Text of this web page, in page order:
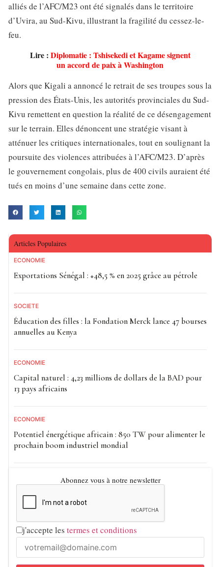
alliés de l’AFC/M23 ont été signalés dans le territoire
d’Uvira, au Sud-Kivu, illustrant la fragilité du cessez-le-
feu.
Lire : Diplomatie : Tshisekedi et Kagame signent
un accord de paix à Washington
Alors que Kigali a annoncé le retrait de ses troupes sous la
pression des États-Unis, les autorités provinciales du Sud-
Kivu remettent en question la réalité de ce désengagement
sur le terrain. Elles dénoncent une stratégie visant à
atténuer les critiques internationales, tout en soulignant la
poursuite des violences attribuées à l’AFC/M23. D’après
le gouvernement congolais, plus de 400 civils auraient été
tués en moins d’une semaine dans cette zone.
Articles Populaires
ECONOMIE
Exportations Sénégal : +48,5 % en 2025 grâce au pétrole
SOCIETE
Éducation des filles : la Fondation Merck lance 47 bourses
annuelles au Kenya
ECONOMIE
Capital naturel : 4,23 millions de dollars de la BAD pour
13 pays africains
ECONOMIE
Potentiel énergétique africain : 850 TW pour alimenter le
prochain boom industriel mondial
Abonnez vous à notre newsletter
j'accepte les termes et conditions